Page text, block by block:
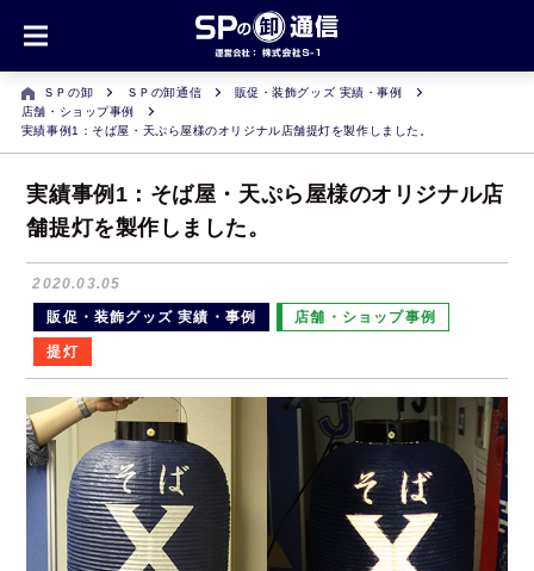
ＳＰの卸 ＳＰの卸通信
販促・装飾グッズ 実績・事例
店舗・ショップ事例
実績事例1：そば屋・天ぷら屋様のオリジナル店舗提灯を製作しました。
実績事例1：そば屋・天ぷら屋様のオリジナル店
舗提灯を製作しました。
2020.03.05
販促・装飾グッズ 実績・事例
店舗・ショップ事例
提灯